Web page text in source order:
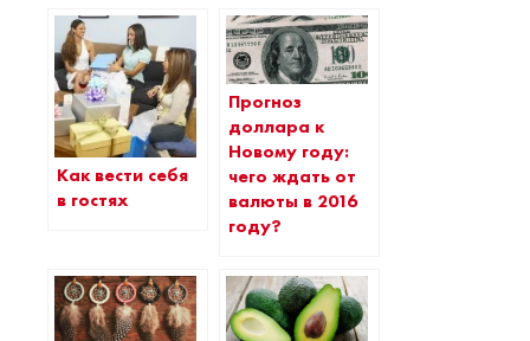
Как вести себя
в гостях
Прогноз
доллара к
Новому году:
чего ждать от
валюты в 2016
году?